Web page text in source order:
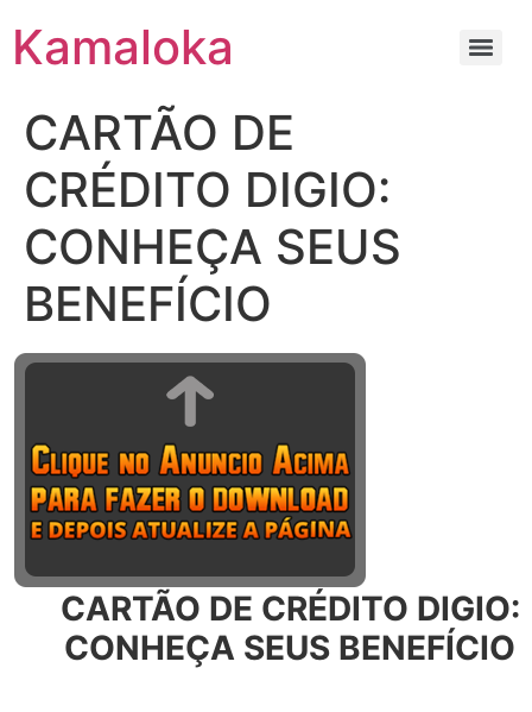
Kamaloka
CARTÃO DE
CRÉDITO DIGIO:
CONHEÇA SEUS
BENEFÍCIO
CARTÃO DE CRÉDITO DIGIO:
CONHEÇA SEUS BENEFÍCIO